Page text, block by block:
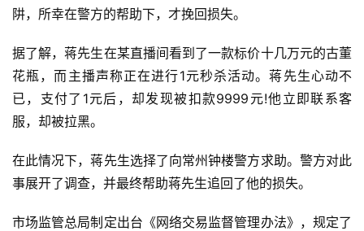
阱，所幸在警方的帮助下，才挽回损失。
据了解，蒋先生在某直播间看到了一款标价十几万元的古董
花瓶，而主播声称正在进行1元秒杀活动。蒋先生心动不
已，支付了1元后，却发现被扣款9999元!他立即联系客
服，却被拉黑。
在此情况下，蒋先生选择了向常州钟楼警方求助。警方对此
事展开了调查，并最终帮助蒋先生追回了他的损失。
市场监管总局制定出台《网络交易监督管理办法》，规定了